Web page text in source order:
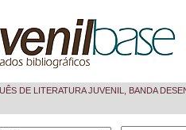
DE LITERATURA JUVENIL, BANDA